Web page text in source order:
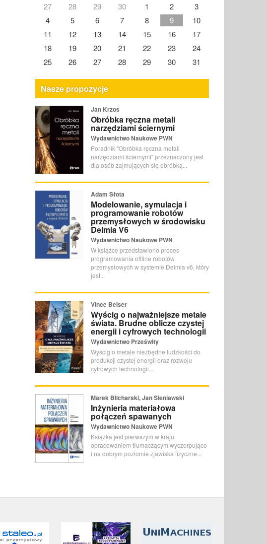
27 28 29 30 1 2
3
4
5 6 7 8 9
10
11
12 13 14 15 16
17
18
19 20 21 22 23
24
25
26 27 28 29 30 31
Nasze propozycje
Jan Krzos
Obróbka ręczna metali
narzędziami ściernymi
Wydawnictwo Naukowe PWN
Poradnik "Obróbka ręczna metali
narzędziami ściernymi" przeznaczony jest
dla osób zajmujących się obróbką...
Adam Słota
Modelowanie, symulacja i
programowanie robotów
przemysłowych w środowisku
Delmia V6
Wydawnictwo Naukowe PWN
W książce przedstawiono proces
programowania offline robotów
przemysłowych w systemie Delmia v6, który
jest...
Vince Beiser
Wyścig o najważniejsze metale
świata. Brudne oblicze czystej
energii i cyfrowych technologii
Wydawnictwo Prześwity
Wyścig o metale niezbędne ludzkości do
produkcji czystej energii oraz rozwoju
cyfrowych technologii...
Marek Blicharski, Jan Sieniawski
Inżynieria materiałowa
połączeń spawanych
Wydawnictwo Naukowe PWN
Książka jest pierwszym w kraju
opracowaniem tłumaczącym wyczerpująco
i na dobrym poziomie zjawiska fizyczne...